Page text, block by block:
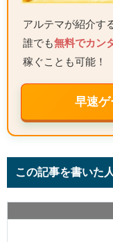
アルテマが紹介す
誰でも無料でカン
稼ぐことも可能！
早速ゲ
この記事を書いた